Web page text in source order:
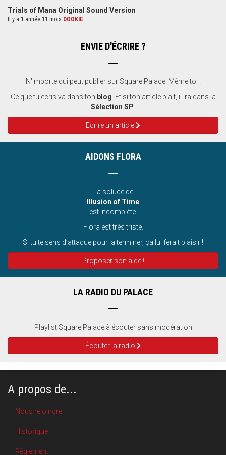
Trials of Mana Original Sound Version
Il y a 1 année 11 mois DOOKIE
ENVIE D'ÉCRIRE ?
N'importe qui peut publier sur Square Palace. Même toi !
Ce que tu écris va dans ton blog . Et si ton article plait, il ira dans la
Sélection SP
Ecrire un article
AIDONS FLORA
La soluce de
Illusion of Time
est incomplète.
Flora est très triste.
Si tu te sens d’attaque pour la terminer, ça lui ferait plaisir !
Proposer son aide !
LA RADIO DU PALACE
Playlist Square Palace à écouter sans modération
Écouter la radio
A propos de...
Nous rejoindre
Historique
Règlement